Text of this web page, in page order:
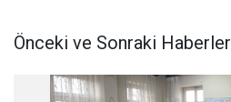
Önceki ve Sonraki Haberler